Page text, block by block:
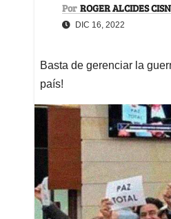
Por ROGER ALCIDES
DIC 16, 2022
Basta de gerenciar la
país!